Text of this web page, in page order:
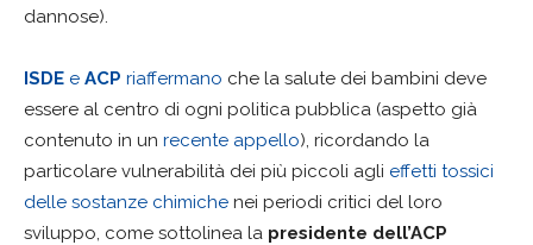
dannose).
ISDE e ACP riaffermano che la salute dei bambini deve
essere al centro di ogni politica pubblica (aspetto già
contenuto in un recente appello), ricordando la
particolare vulnerabilità dei più piccoli agli effetti tossici
delle sostanze chimiche nei periodi critici del loro
sviluppo, come sottolinea la presidente dell’ACP